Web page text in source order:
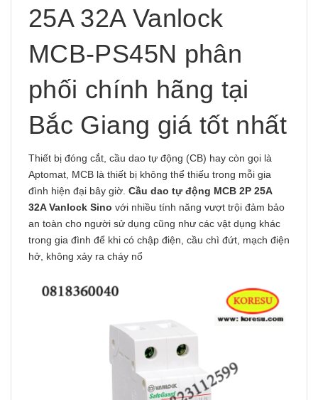
25A 32A Vanlock
MCB-PS45N phân
phối chính hãng tại
Bắc Giang giá tốt nhất
Thiết bị đóng cắt, cầu dao tự động (CB) hay còn gọi là
Aptomat, MCB là thiết bị không thể thiếu trong mỗi gia
đình hiện đại bây giờ. Cầu dao tự động MCB 2P 25A
32A Vanlock Sino với nhiều tính năng vượt trội đảm bảo
an toàn cho người sử dụng cũng như các vật dụng khác
trong gia đình để khi có chập điện, cầu chì đứt, mạch điện
hở, không xảy ra cháy nổ